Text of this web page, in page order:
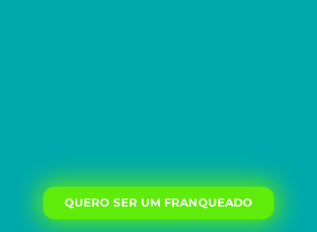
QUERO SER UM FRANQUEADO